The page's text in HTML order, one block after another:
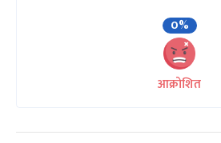
0%
आक्रोशित